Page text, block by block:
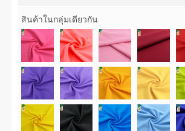
สินค้าในกลุ่มเดียวกัน